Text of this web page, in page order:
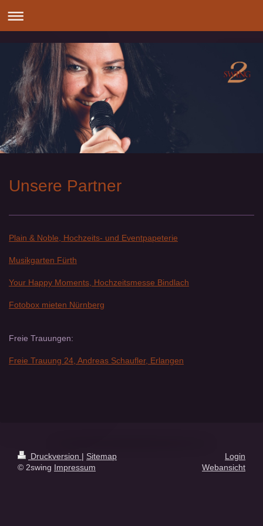
Unsere Partner
Plain & Noble, Hochzeits- und Eventpapeterie
Musikgarten Fürth
Your Happy Moments, Hochzeitsmesse Bindlach
Fotobox mieten Nürnberg
Freie Trauungen:
Freie Trauung 24, Andreas Schaufler, Erlangen
Druckversion | Sitemap
© 2swing Impressum
Login
Webansicht